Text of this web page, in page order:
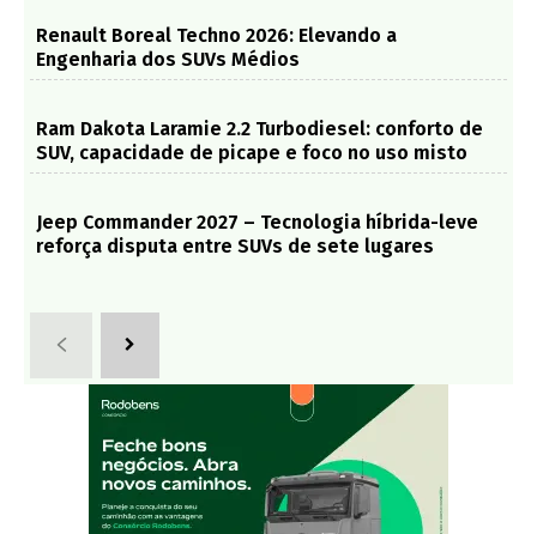
Renault Boreal Techno 2026: Elevando a
Engenharia dos SUVs Médios
Ram Dakota Laramie 2.2 Turbodiesel: conforto de
SUV, capacidade de picape e foco no uso misto
Jeep Commander 2027 – Tecnologia híbrida-leve
reforça disputa entre SUVs de sete lugares